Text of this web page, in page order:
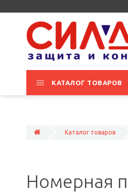
КАТАЛОГ ТОВАРОВ
Каталог товаров
Номерная